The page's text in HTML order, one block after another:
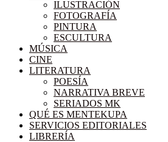
ILUSTRACIÓN
FOTOGRAFÍA
PINTURA
ESCULTURA
MÚSICA
CINE
LITERATURA
POESÍA
NARRATIVA BREVE
SERIADOS MK
QUÉ ES MENTEKUPA
SERVICIOS EDITORIALES
LIBRERÍA